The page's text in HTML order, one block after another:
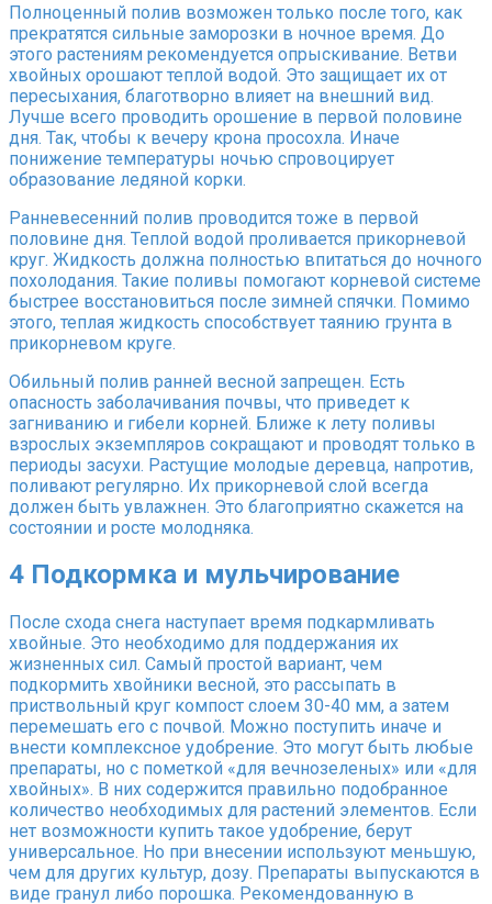
Полноценный полив возможен только после того, как
прекратятся сильные заморозки в ночное время. До
этого растениям рекомендуется опрыскивание. Ветви
хвойных орошают теплой водой. Это защищает их от
пересыхания, благотворно влияет на внешний вид.
Лучше всего проводить орошение в первой половине
дня. Так, чтобы к вечеру крона просохла. Иначе
понижение температуры ночью спровоцирует
образование ледяной корки.
Ранневесенний полив проводится тоже в первой
половине дня. Теплой водой проливается прикорневой
круг. Жидкость должна полностью впитаться до ночного
похолодания. Такие поливы помогают корневой системе
быстрее восстановиться после зимней спячки. Помимо
этого, теплая жидкость способствует таянию грунта в
прикорневом круге.
Обильный полив ранней весной запрещен. Есть
опасность заболачивания почвы, что приведет к
загниванию и гибели корней. Ближе к лету поливы
взрослых экземпляров сокращают и проводят только в
периоды засухи. Растущие молодые деревца, напротив,
поливают регулярно. Их прикорневой слой всегда
должен быть увлажнен. Это благоприятно скажется на
состоянии и росте молодняка.
4 Подкормка и мульчирование
После схода снега наступает время подкармливать
хвойные. Это необходимо для поддержания их
жизненных сил. Самый простой вариант, чем
подкормить хвойники весной, это рассыпать в
приствольный круг компост слоем 30-40 мм, а затем
перемешать его с почвой. Можно поступить иначе и
внести комплексное удобрение. Это могут быть любые
препараты, но с пометкой «для вечнозеленых» или «для
хвойных». В них содержится правильно подобранное
количество необходимых для растений элементов. Если
нет возможности купить такое удобрение, берут
универсальное. Но при внесении используют меньшую,
чем для других культур, дозу. Препараты выпускаются в
виде гранул либо порошка. Рекомендованную в